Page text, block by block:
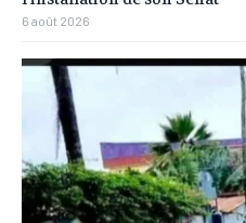
6 août 2026